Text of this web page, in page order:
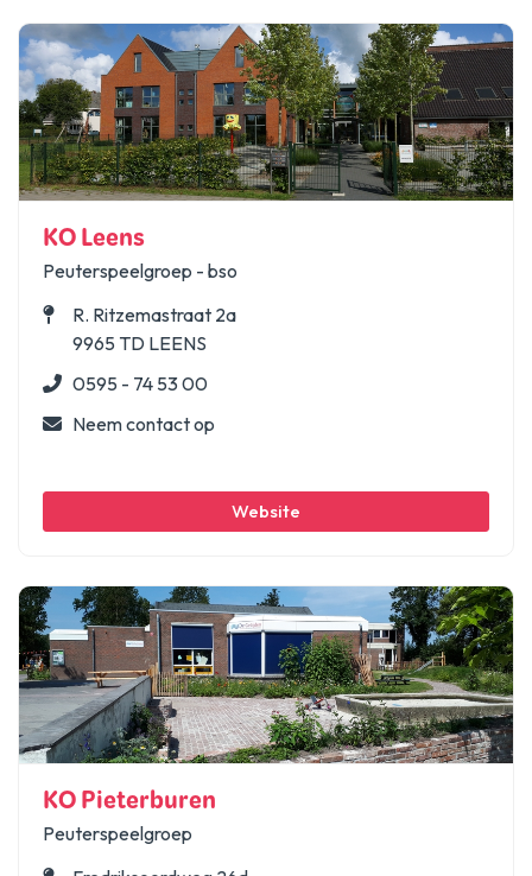
KO Leens
Peuterspeelgroep - bso
R. Ritzemastraat 2a
9965 TD LEENS
0595 - 74 53 00
Neem contact op
Website
KO Pieterburen
Peuterspeelgroep